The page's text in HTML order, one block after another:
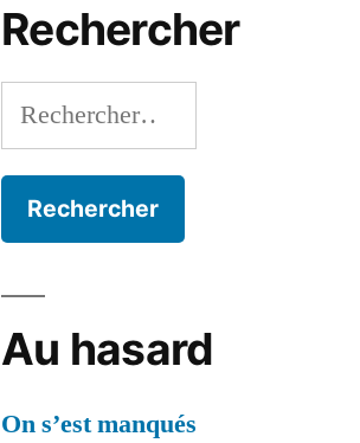
Rechercher
Rechercher :
Au hasard
On s’est manqués